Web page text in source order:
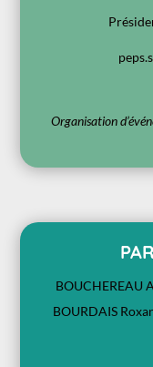
Organisation
BOUCHEREAU
BOURDAIS